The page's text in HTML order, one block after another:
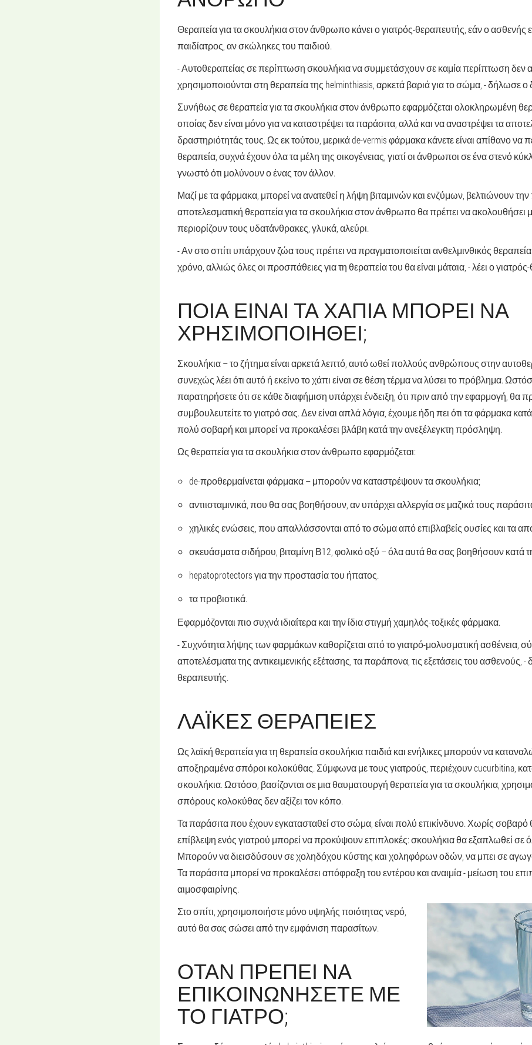
Θεραπεία για τα σκουλήκια στον άνθρωπο κάνει ο γιατρός-θεραπευτής, εάν ο ασθενής
παιδίατρος, αν σκώληκες του παιδιού.
- Αυτοθεραπείας σε περίπτωση σκουλήκια να συμμετάσχουν σε καμία περίπτωση δεν
χρησιμοποιούνται στη θεραπεία της helminthiasis, αρκετά βαριά για το σώμα, - δήλωσε ο
Συνήθως σε θεραπεία για τα σκουλήκια στον άνθρωπο εφαρμόζεται ολοκληρωμένη
οποίας δεν είναι μόνο για να καταστρέψει τα παράσιτα, αλλά και να αναστρέψει τα
δραστηριότητάς τους. Ως εκ τούτου, μερικά de-vermis φάρμακα κάνετε είναι απίθανο να
θεραπεία, συχνά έχουν όλα τα μέλη της οικογένειας, γιατί οι άνθρωποι σε ένα στενό
γνωστό ότι μολύνουν ο ένας τον άλλον.
Μαζί με τα φάρμακα, μπορεί να ανατεθεί η λήψη βιταμινών και ενζύμων, βελτιώνουν την
αποτελεσματική θεραπεία για τα σκουλήκια στον άνθρωπο θα πρέπει να ακολουθήσει
περιορίζουν τους υδατάνθρακες, γλυκά, αλεύρι.
- Αν στο σπίτι υπάρχουν ζώα τους πρέπει να πραγματοποιείται ανθελμινθικός
χρόνο, αλλιώς όλες οι προσπάθειες για τη θεραπεία του θα είναι μάταια, - λέει ο
ΠΟΙΑ ΕΊΝΑΙ ΤΑ ΧΆΠΙΑ ΜΠΟΡΕΊ ΝΑ
ΧΡΗΣΙΜΟΠΟΙΗΘΕΊ;
Σκουλήκια – το ζήτημα είναι αρκετά λεπτό, αυτό ωθεί πολλούς ανθρώπους στην
συνεχώς λέει ότι αυτό ή εκείνο το χάπι είναι σε θέση τέρμα να λύσει το πρόβλημα.
παρατηρήσετε ότι σε κάθε διαφήμιση υπάρχει ένδειξη, ότι πριν από την εφαρμογή, θα
συμβουλευτείτε το γιατρό σας. Δεν είναι απλά λόγια, έχουμε ήδη πει ότι τα φάρμακα
πολύ σοβαρή και μπορεί να προκαλέσει βλάβη κατά την ανεξέλεγκτη πρόσληψη.
Ως θεραπεία για τα σκουλήκια στον άνθρωπο εφαρμόζεται:
de-προθερμαίνεται φάρμακα – μπορούν να καταστρέψουν τα σκουλήκια;
αντιισταμινικά, που θα σας βοηθήσουν, αν υπάρχει αλλεργία σε μαζικά τους
χηλικές ενώσεις, που απαλλάσσονται από το σώμα από επιβλαβείς ουσίες και τα
σκευάσματα σιδήρου, βιταμίνη Β12, φολικό οξύ – όλα αυτά θα σας βοηθήσουν κατά
hepatoprotectors για την προστασία του ήπατος.
τα προβιοτικά.
Εφαρμόζονται πιο συχνά ιδιαίτερα και την ίδια στιγμή χαμηλός-τοξικές φάρμακα.
- Συχνότητα λήψης των φαρμάκων καθορίζεται από το γιατρό-μολυσματική ασθένεια,
αποτελέσματα της αντικειμενικής εξέτασης, τα παράπονα, τις εξετάσεις του ασθενούς, -
θεραπευτής.
ΛΑΪΚΈΣ ΘΕΡΑΠΕΊΕΣ
Ως λαϊκή θεραπεία για τη θεραπεία σκουλήκια παιδιά και ενήλικες μπορούν να
αποξηραμένα σπόροι κολοκύθας. Σύμφωνα με τους γιατρούς, περιέχουν cucurbitina,
σκουλήκια. Ωστόσο, βασίζονται σε μια θαυματουργή θεραπεία για τα σκουλήκια,
σπόρους κολοκύθας δεν αξίζει τον κόπο.
Τα παράσιτα που έχουν εγκατασταθεί στο σώμα, είναι πολύ επικίνδυνο. Χωρίς σοβαρό
επίβλεψη ενός γιατρού μπορεί να προκύψουν επιπλοκές: σκουλήκια θα εξαπλωθεί σε
Μπορούν να διεισδύσουν σε χοληδόχου κύστης και χοληφόρων οδών, να μπει σε
Τα παράσιτα μπορεί να προκαλέσει απόφραξη του εντέρου και αναιμία - μείωση του
αιμοσφαιρίνης.
Στο σπίτι, χρησιμοποιήστε μόνο υψηλής ποιότητας νερό,
αυτό θα σας σώσει από την εμφάνιση παρασίτων.
ΌΤΑΝ ΠΡΈΠΕΙ ΝΑ
ΕΠΙΚΟΙΝΩΝΉΣΕΤΕ ΜΕ
ΤΟ ΓΙΑΤΡΌ;